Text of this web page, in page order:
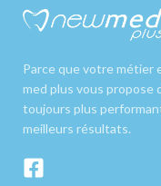
Parce que votre métier
med plus vous propose
toujours plus
meilleurs résultats.